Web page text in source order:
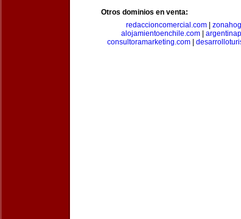
Otros dominios en venta:
redaccioncomercial.com
alojamientoenchile.com
consultoramarketing.com